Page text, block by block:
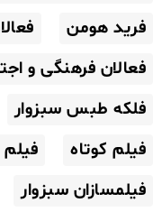
فرید هومن
فعالان فرهنگی و
فلکه طبس سبزوار
فیلم کوتاه
فیلم
فیلمسازان سبزوار